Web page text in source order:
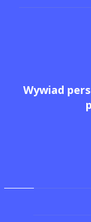
Wywiad